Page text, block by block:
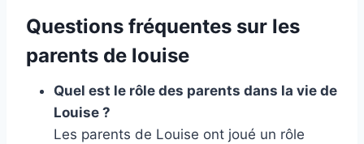
Questions fréquentes sur les
parents de louise
Quel est le rôle des parents dans la vie de
Louise ?
Les parents de Louise ont joué un rôle